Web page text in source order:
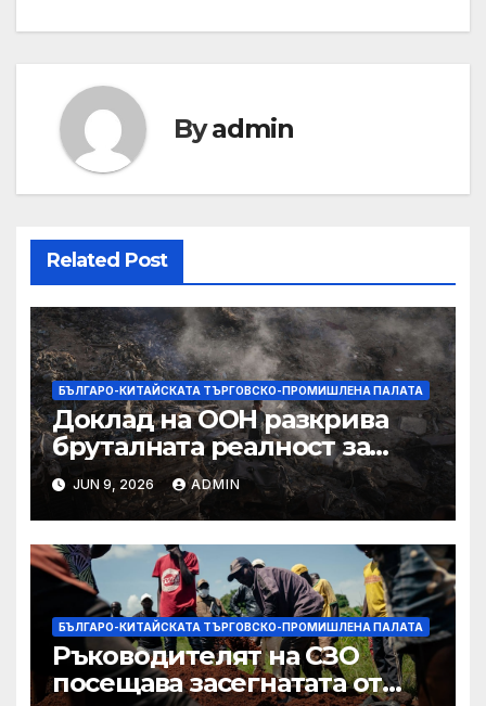
Byadmin
Related Post
БЪЛГАРО-КИТАЙСКАТА ТЪРГОВСКО-ПРОМИШЛЕНА ПАЛАТА
Доклад на ООН разкрива
бруталната реалност за
палестинците в Газа,
Западния бряг
JUN 9, 2026 ADMIN
БЪЛГАРО-КИТАЙСКАТА ТЪРГОВСКО-ПРОМИШЛЕНА ПАЛАТА
Ръководителят на СЗО
посещава засегнатата от